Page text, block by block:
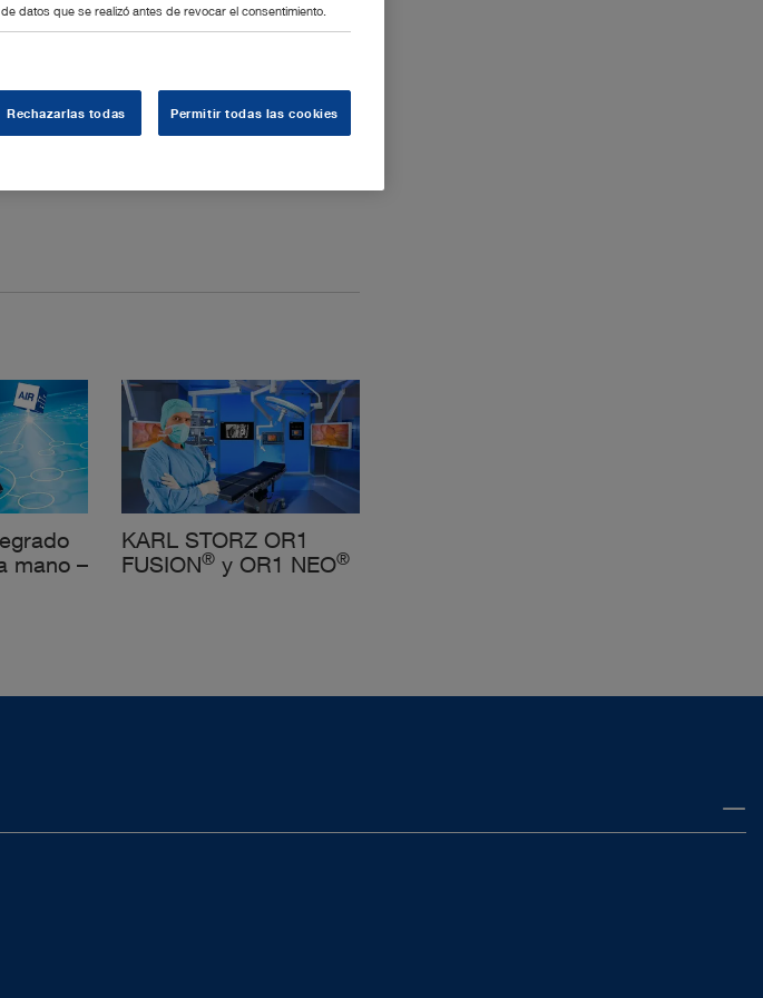
motorized holding arm
mano –
KARL STORZ OR1
FUSION® y OR1 NEO®
datos que se realizó antes de revocar el consentimiento.
Rechazarlas todas Permitir todas las cookies